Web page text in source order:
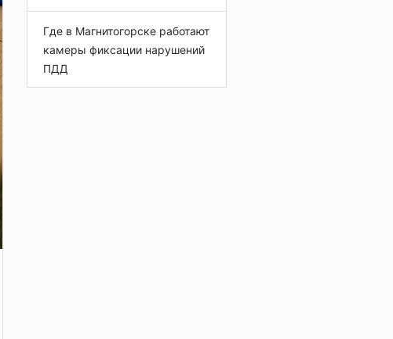
Где в Магнитогорске работают
камеры фиксации нарушений
ПДД